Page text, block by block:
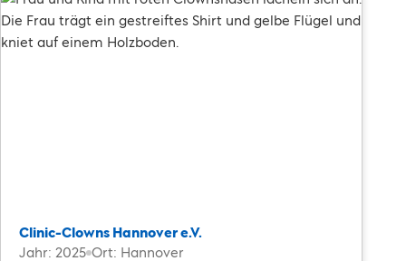
Clinic-Clowns Hannover e.V.
Jahr: 2025 Ort: Hannover